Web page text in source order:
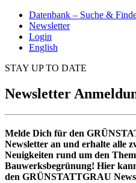
Datenbank – Suche &
Newsletter
Login
English
STAY UP TO DATE
Newsletter
Melde Dich für den
Newsletter an und erhalte alle
Neuigkeiten rund um den
Bauwerksbegrünung! Hier
den GRÜNSTATTGRAU